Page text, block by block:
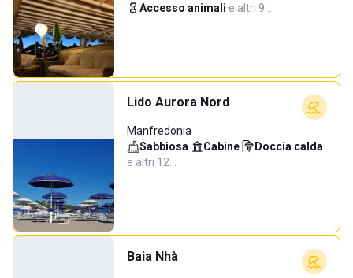
Accesso animali·e altri 9…
Lido Aurora Nord
Manfredonia
Sabbiosa· Cabine· Doccia calda·
e altri 12…
Baia Nhà